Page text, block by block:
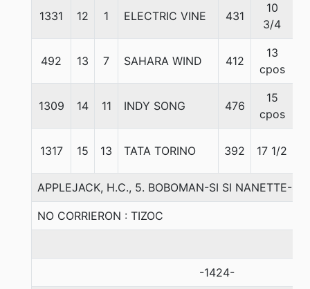
1331 12 1 ELECTRIC VINE 431
10
3/4
492 13 7 SAHARA WIND 412
13
cpos
1309 14 11 INDY SONG 476
15
cpos
1317 15 13 TATA TORINO 392 17 1/2
APPLEJACK, H.C., 5. BOBOMAN-SI SI NANETTE-
NO CORRIERON : TIZOC
-1424-